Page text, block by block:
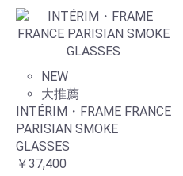
NEW
大推薦
INTÉRIM・FRAME FRANCE
PARISIAN SMOKE
GLASSES
￥37,400